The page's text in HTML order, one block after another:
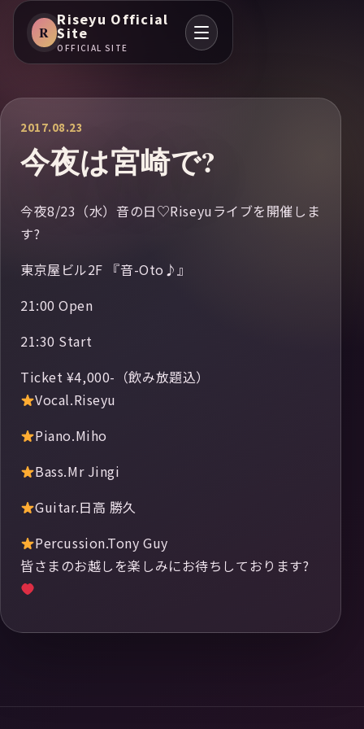
R
Riseyu Official
Site
OFFICIAL SITE
2017.08.23
今夜は宮崎で?
今夜8/23（水）音の日♡Riseyuライブを開催しま
す?
東京屋ビル2F 『音-Oto♪』
21:00 Open
21:30 Start
Ticket ¥4,000-（飲み放題込）
Vocal.Riseyu
Piano.Miho
Bass.Mr Jingi
Guitar.日高 勝久
Percussion.Tony Guy
皆さまのお越しを楽しみにお待ちしております?